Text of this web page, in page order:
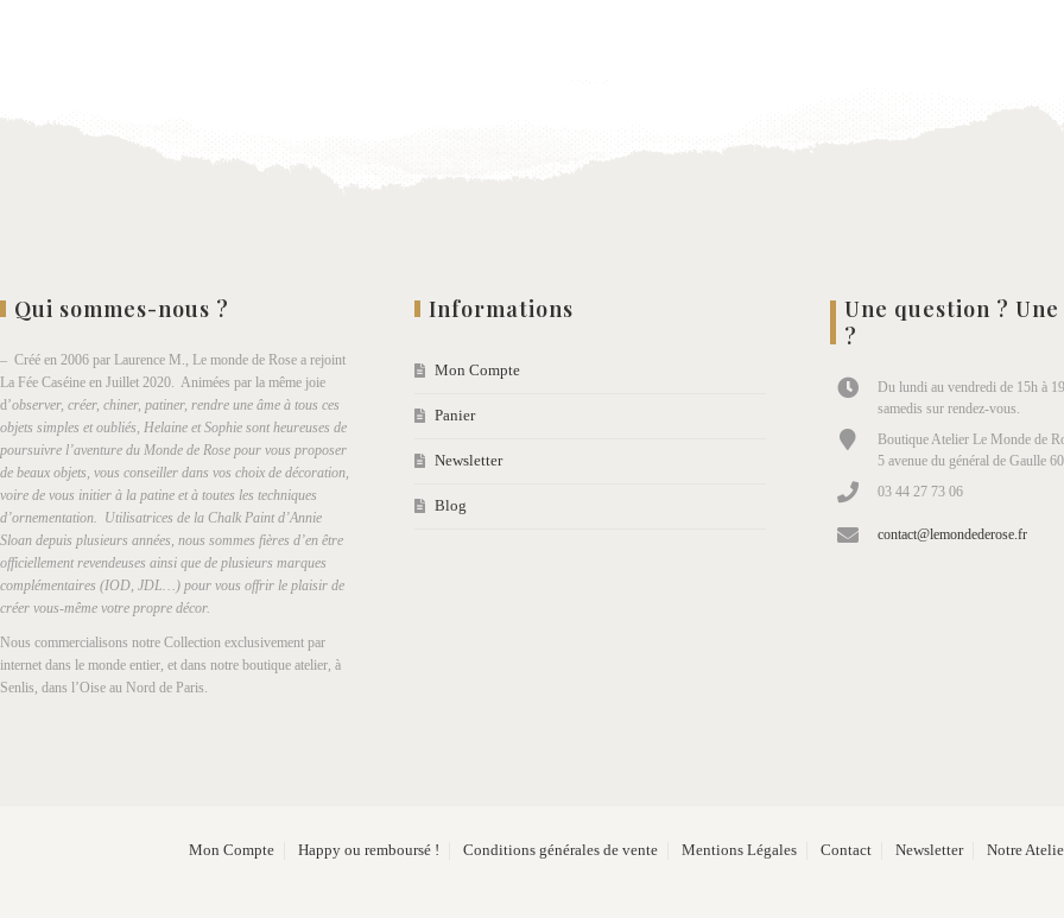
Qui sommes-nous ?
– Créé en 2006 par Laurence M., Le monde de Rose a rejoint
La Fée Caséine en Juillet 2020. Animées par la même joie
d’observer, créer, chiner, patiner, rendre une âme à tous ces
objets simples et oubliés, Helaine et Sophie sont heureuses de
poursuivre l’aventure du Monde de Rose pour vous proposer
de beaux objets, vous conseiller dans vos choix de décoration,
voire de vous initier à la patine et à toutes les techniques
d’ornementation. Utilisatrices de la Chalk Paint d’Annie
Sloan depuis plusieurs années, nous sommes fières d’en être
officiellement revendeuses ainsi que de plusieurs marques
complémentaires (IOD, JDL…) pour vous offrir le plaisir de
créer vous-même votre propre décor.
Nous commercialisons notre Collection exclusivement par
internet dans le monde entier, et dans notre boutique atelier, à
Senlis, dans l’Oise au Nord de Paris.
Informations
Mon Compte
Panier
Newsletter
Blog
Une question ?
?
Du lundi au vendredi de 15h à
samedis sur rendez-vous.
Boutique Atelier Le Monde de
5 avenue du général de Gaulle
03 44 27 73 06
contact@lemondederose.fr
Mon Compte Happy ou remboursé ! Conditions générales de vente Mentions Légales Contact Newsletter Notre